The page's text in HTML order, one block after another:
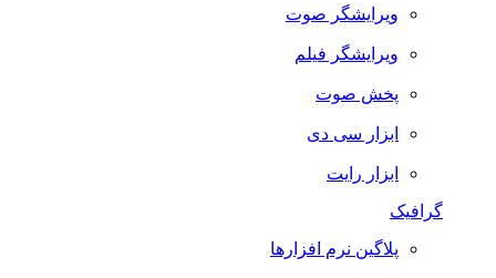
ویرایشگر صوت
ویرایشگر فیلم
پخش صوت
ابزار سی دی
ابزار رایت
گرافیک
پلاگین نرم افزارها